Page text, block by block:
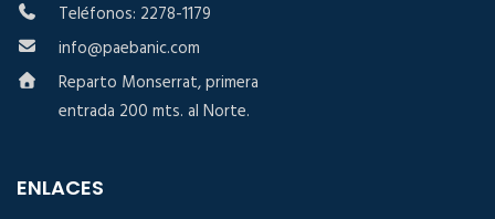
Teléfonos: 2278-1179
info@paebanic.com
Reparto Monserrat, primera
entrada 200 mts. al Norte.
ENLACES